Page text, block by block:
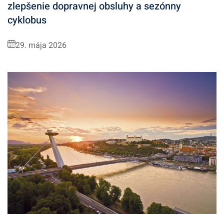
zlepšenie dopravnej obsluhy a sezónny
cyklobus
29. mája 2026